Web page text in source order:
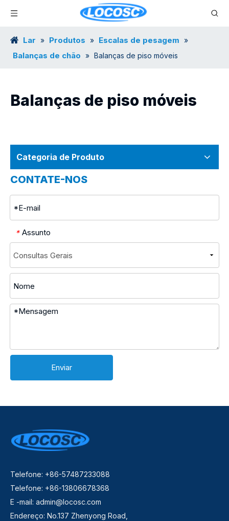
Lar » Produtos » Escalas de pesagem »
Balanças de chão » Balanças de piso móveis
Balanças de piso móveis
Categoria de Produto
CONTATE-NOS
* Assunto
Enviar
Telefone: +86-57487233088
Telefone: +86-13806678368
E -mail: admin@locosc.com
Endereço: No.137 Zhenyong Road,